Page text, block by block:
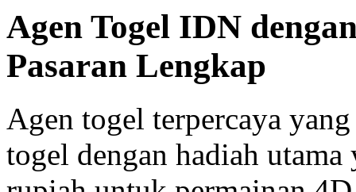
Agen Togel IDN
Pasaran Lengkap
Agen togel terpercaya
togel dengan hadiah